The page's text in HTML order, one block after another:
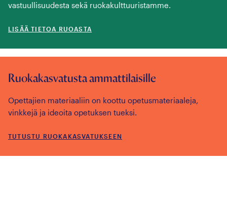
vastuullisuudesta sekä ruokakulttuuristamme.
LISÄÄ TIETOA RUOASTA
Ruokakasvatusta ammattilaisille
Opettajien materiaaliin on koottu opetusmateriaaleja,
vinkkejä ja ideoita opetuksen tueksi.
TUTUSTU RUOKAKASVATUKSEEN